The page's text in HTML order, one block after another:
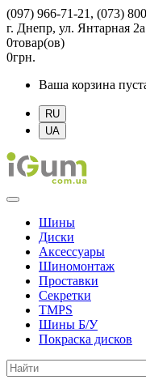
(097) 966-71-21, (073)
г. Днепр, ул. Янтарная 2а
0товар(ов)
0грн.
Ваша корзина
RU
UA
Шины
Диски
Аксессуары
Шиномонтаж
Проставки
Секретки
TMPS
Шины Б/У
Покраска дисков